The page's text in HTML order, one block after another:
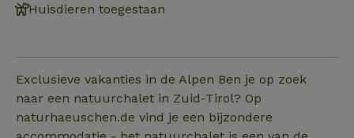
Huisdieren toegestaan
Exclusieve vakanties in de Alpen Ben je op zoek
naar een natuurchalet in Zuid-Tirol? Op
naturhaeuschen.de vind je een bijzondere